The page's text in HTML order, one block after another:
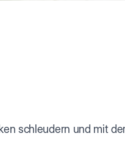
schleudern und mit